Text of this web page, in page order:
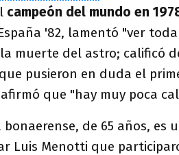
campeón del mundo en
'82, lamentó "ver
muerte del astro; calificó
pusieron en duda el
que "hay muy poca
de 65 años, es
Luis Menotti que